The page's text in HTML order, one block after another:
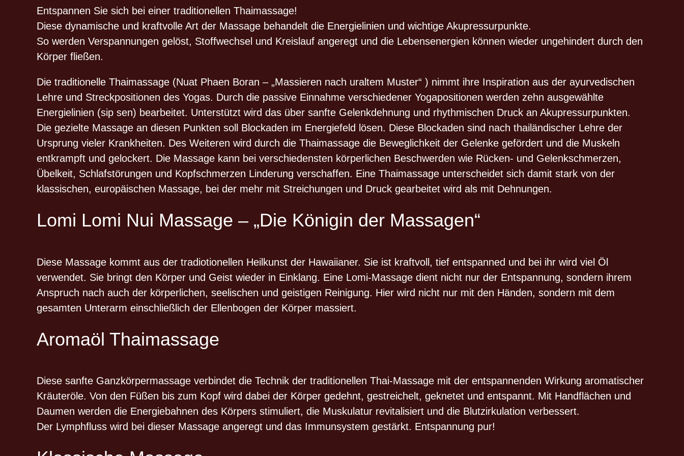
Entspannen Sie sich bei einer traditionellen Thaimassage!
Diese dynamische und kraftvolle Art der Massage behandelt die Energielinien und wichtige Akupressurpunkte.
So werden Verspannungen gelöst, Stoffwechsel und Kreislauf angeregt und die Lebensenergien können wieder ungehindert durch den
Körper fließen.
Die traditionelle Thaimassage (Nuat Phaen Boran – „Massieren nach uraltem Muster“ ) nimmt ihre Inspiration aus der ayurvedischen
Lehre und Streckpositionen des Yogas. Durch die passive Einnahme verschiedener Yogapositionen werden zehn ausgewählte
Energielinien (sip sen) bearbeitet. Unterstützt wird das über sanfte Gelenkdehnung und rhythmischen Druck an Akupressurpunkten.
Die gezielte Massage an diesen Punkten soll Blockaden im Energiefeld lösen. Diese Blockaden sind nach thailändischer Lehre der
Ursprung vieler Krankheiten. Des Weiteren wird durch die Thaimassage die Beweglichkeit der Gelenke gefördert und die Muskeln
entkrampft und gelockert. Die Massage kann bei verschiedensten körperlichen Beschwerden wie Rücken- und Gelenkschmerzen,
Übelkeit, Schlafstörungen und Kopfschmerzen Linderung verschaffen. Eine Thaimassage unterscheidet sich damit stark von der
klassischen, europäischen Massage, bei der mehr mit Streichungen und Druck gearbeitet wird als mit Dehnungen.
Lomi Lomi Nui Massage – „Die Königin der Massagen“
Diese Massage kommt aus der tradiotionellen Heilkunst der Hawaiianer. Sie ist kraftvoll, tief entspanned und bei ihr wird viel Öl
verwendet. Sie bringt den Körper und Geist wieder in Einklang. Eine Lomi-Massage dient nicht nur der Entspannung, sondern ihrem
Anspruch nach auch der körperlichen, seelischen und geistigen Reinigung. Hier wird nicht nur mit den Händen, sondern mit dem
gesamten Unterarm einschließlich der Ellenbogen der Körper massiert.
Aromaöl Thaimassage
Diese sanfte Ganzkörpermassage verbindet die Technik der traditionellen Thai-Massage mit der entspannenden Wirkung aromatischer
Kräuteröle. Von den Füßen bis zum Kopf wird dabei der Körper gedehnt, gestreichelt, geknetet und entspannt. Mit Handflächen und
Daumen werden die Energiebahnen des Körpers stimuliert, die Muskulatur revitalisiert und die Blutzirkulation verbessert.
Der Lymphfluss wird bei dieser Massage angeregt und das Immunsystem gestärkt. Entspannung pur!